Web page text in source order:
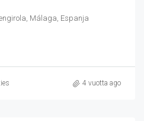
Málaga, Espanja
4 vuotta ago